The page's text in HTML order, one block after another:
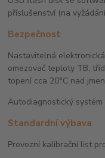
příslušenství (na
Bezpečnost
Nastavitelná
omezovač teploty TB,
topení cca 20°C nad
Autodiagnostický
Standardní výbava
Provozní kalibrační list